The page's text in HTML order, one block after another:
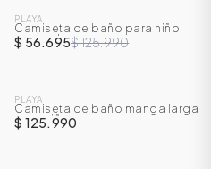
-55%
PLAYA
Camiseta de baño para niño
manga larga
$ 56.695$ 125.990
PLAYA
Camiseta de baño manga larga
para niño
$ 125.990